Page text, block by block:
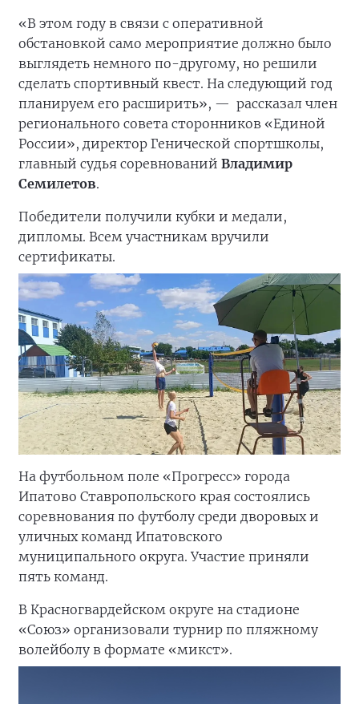
«В этом году в связи с оперативной
обстановкой само мероприятие должно было
выглядеть немного по-другому, но решили
сделать спортивный квест. На следующий год
планируем его расширить», — рассказал член
регионального совета сторонников «Единой
России», директор Генической спортшколы,
главный судья соревнований Владимир
Семилетов.
Победители получили кубки и медали,
дипломы. Всем участникам вручили
сертификаты.
На футбольном поле «Прогресс» города
Ипатово Ставропольского края состоялись
соревнования по футболу среди дворовых и
уличных команд Ипатовского
муниципального округа. Участие приняли
пять команд.
В Красногвардейском округе на стадионе
«Союз» организовали турнир по пляжному
волейболу в формате «микст».